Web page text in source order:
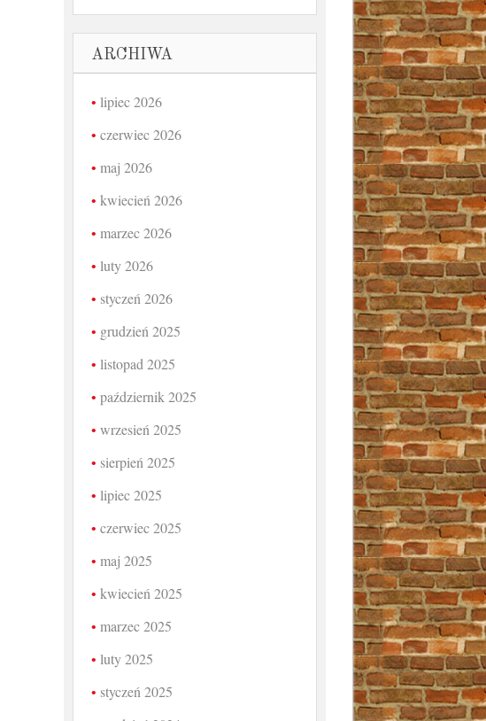
ARCHIWA
lipiec 2026
czerwiec 2026
maj 2026
kwiecień 2026
marzec 2026
luty 2026
styczeń 2026
grudzień 2025
listopad 2025
październik 2025
wrzesień 2025
sierpień 2025
lipiec 2025
czerwiec 2025
maj 2025
kwiecień 2025
marzec 2025
luty 2025
styczeń 2025